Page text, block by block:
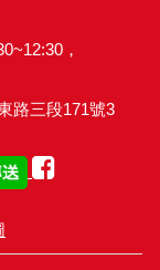
，
路三段171號3